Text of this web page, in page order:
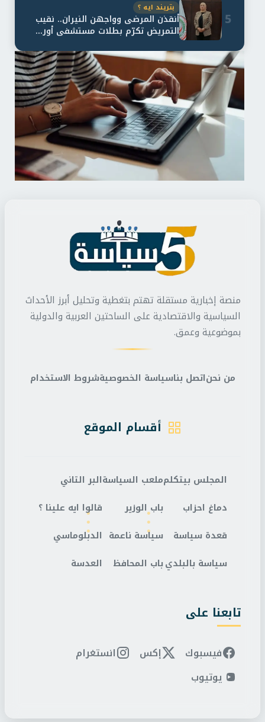
5
بتريند ايه ؟
أنقذن المرضى وواجهن النيران.. نقيب
التمريض تكرّم بطلات مستشفى أور...
منصة إخبارية مستقلة تهتم بتغطية وتحليل أبرز الأحداث
السياسية والاقتصادية على الساحتين العربية والدولية
بموضوعية وعمق.
من نحناتصل بناسياسة الخصوصيةشروط الاستخدام
أقسام الموقع
المجلس بيتكلم
دماغ احزاب
قعدة سياسة
سياسة بالبلدي
ملعب السياسة
باب الوزير
سياسة ناعمة
باب المحافظ
البر التاني
قالوا ايه علينا ؟
الدبلوماسي
العدسة
تابعنا على
فيسبوك إكس
انستغرام
يوتيوب